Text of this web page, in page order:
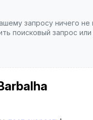
запросу ничего не
поисковый запрос или